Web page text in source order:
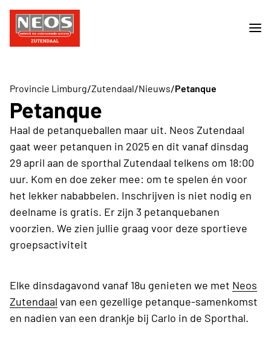
Provincie Limburg/Zutendaal/Nieuws/Petanque
Petanque
Haal de petanqueballen maar uit. Neos Zutendaal
gaat weer petanquen in 2025 en dit vanaf dinsdag
29 april aan de sporthal Zutendaal telkens om 18:00
uur. Kom en doe zeker mee: om te spelen én voor
het lekker nababbelen. Inschrijven is niet nodig en
deelname is gratis. Er zijn 3 petanquebanen
voorzien. We zien jullie graag voor deze sportieve
groepsactiviteit
Elke dinsdagavond vanaf 18u genieten we met Neos
Zutendaal van een gezellige petanque-samenkomst
en nadien van een drankje bij Carlo in de Sporthal.